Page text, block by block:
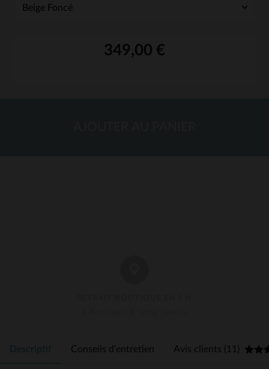
349,00 €
Descriptif Conseils d'entretien Avis clients (11)